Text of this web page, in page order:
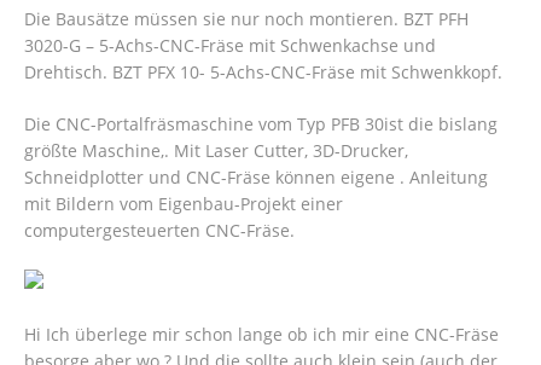
Die Bausätze müssen sie nur noch montieren. BZT PFH
3020-G – 5-Achs-CNC-Fräse mit Schwenkachse und
Drehtisch. BZT PFX 10- 5-Achs-CNC-Fräse mit Schwenkkopf.
Die CNC-Portalfräsmaschine vom Typ PFB 30ist die bislang
größte Maschine,. Mit Laser Cutter, 3D-Drucker,
Schneidplotter und CNC-Fräse können eigene . Anleitung
mit Bildern vom Eigenbau-Projekt einer
computergesteuerten CNC-Fräse.
Hi Ich überlege mir schon lange ob ich mir eine CNC-Fräse